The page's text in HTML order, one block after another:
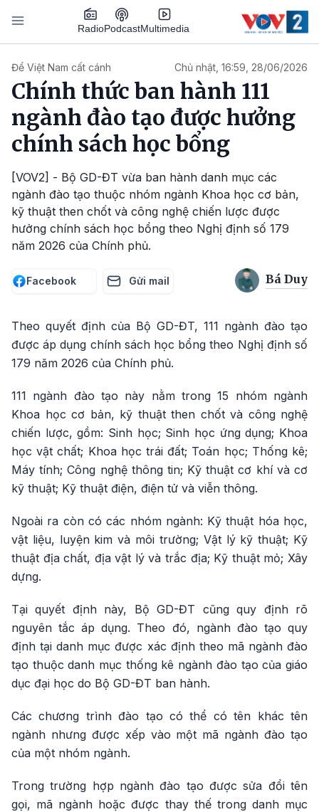
Nhảy đến nội dung
RadioPodcastMultimedia
Để Việt Nam cất cánh Chủ nhật, 16:59, 28/06/2026
Chính thức ban hành 111
ngành đào tạo được hưởng
chính sách học bổng
[VOV2] - Bộ GD-ĐT vừa ban hành danh mục các
ngành đào tạo thuộc nhóm ngành Khoa học cơ bản,
kỹ thuật then chốt và công nghệ chiến lược được
hưởng chính sách học bổng theo Nghị định số 179
năm 2026 của Chính phủ.
Facebook Gửi mail Bá Duy
Theo quyết định của Bộ GD-ĐT, 111 ngành đào tạo
được áp dụng chính sách học bổng theo Nghị định số
179 năm 2026 của Chính phủ.
111 ngành đào tạo này nằm trong 15 nhóm ngành
Khoa học cơ bản, kỹ thuật then chốt và công nghệ
chiến lược, gồm: Sinh học; Sinh học ứng dụng; Khoa
học vật chất; Khoa học trái đất; Toán học; Thống kê;
Máy tính; Công nghệ thông tin; Kỹ thuật cơ khí và cơ
kỹ thuật; Kỹ thuật điện, điện tử và viễn thông.
Ngoài ra còn có các nhóm ngành: Kỹ thuật hóa học,
vật liệu, luyện kim và môi trường; Vật lý kỹ thuật; Kỹ
thuật địa chất, địa vật lý và trắc địa; Kỹ thuật mỏ; Xây
dựng.
Tại quyết định này, Bộ GD-ĐT cũng quy định rõ
nguyên tắc áp dụng. Theo đó, ngành đào tạo quy
định tại danh mục được xác định theo mã ngành đào
tạo thuộc danh mục thống kê ngành đào tạo của giáo
dục đại học do Bộ GD-ĐT ban hành.
Các chương trình đào tạo có thể có tên khác tên
ngành nhưng được xếp vào một mã ngành đào tạo
của một nhóm ngành.
Trong trường hợp ngành đào tạo được sửa đổi tên
gọi, mã ngành hoặc được thay thế trong danh mục